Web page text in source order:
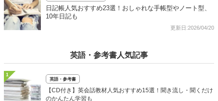
日記帳人気おすすめ23選！おしゃれな手帳型やノート型、
10年日記も
更新日:2026/04/20
英語・参考書人気記事
1
英語・参考書
【CD付き】英会話教材人気おすすめ15選！聞き流し・聞くだけ
のかんたん学習も